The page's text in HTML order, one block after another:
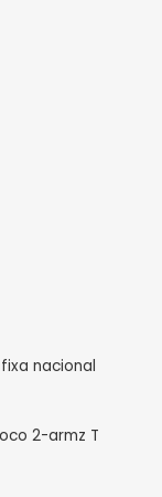
nacional
2-armz T